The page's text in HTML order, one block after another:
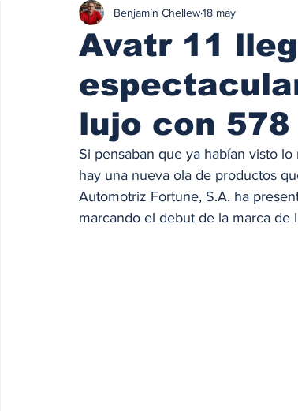
Avatr 11
lujo con
Benjamín Chellew18 may
Si pensaban que ya habían visto
hay una nueva ola de productos
Automotriz Fortune, S.A. ha
marcando el debut de la marca de